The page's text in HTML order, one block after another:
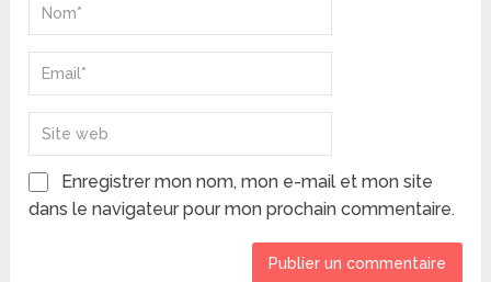
Enregistrer mon nom, mon e-mail et mon site
dans le navigateur pour mon prochain commentaire.